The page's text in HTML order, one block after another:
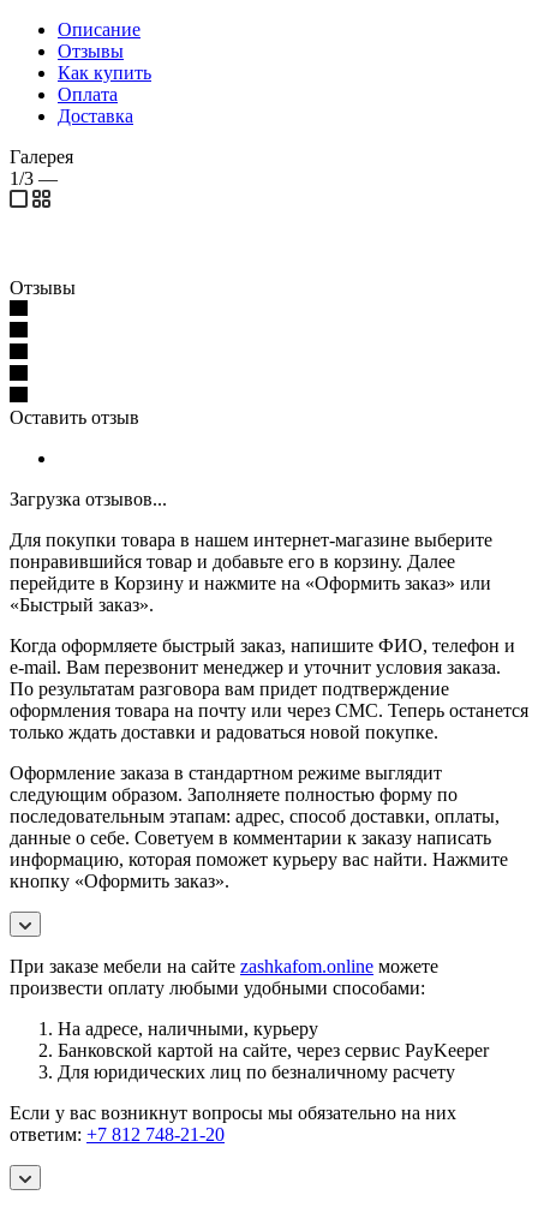
Описание
Отзывы
Как купить
Оплата
Доставка
Галерея
1/3 —
Отзывы
Оставить отзыв
Загрузка отзывов...
Для покупки товара в нашем интернет-магазине выберите
понравившийся товар и добавьте его в корзину. Далее
перейдите в Корзину и нажмите на «Оформить заказ» или
«Быстрый заказ».
Когда оформляете быстрый заказ, напишите ФИО, телефон и
e-mail. Вам перезвонит менеджер и уточнит условия заказа.
По результатам разговора вам придет подтверждение
оформления товара на почту или через СМС. Теперь останется
только ждать доставки и радоваться новой покупке.
Оформление заказа в стандартном режиме выглядит
следующим образом. Заполняете полностью форму по
последовательным этапам: адрес, способ доставки, оплаты,
данные о себе. Советуем в комментарии к заказу написать
информацию, которая поможет курьеру вас найти. Нажмите
кнопку «Оформить заказ».
При заказе мебели на сайте zashkafom.online можете
произвести оплату любыми удобными способами:
На адресе, наличными, курьеру
Банковской картой на сайте, через сервис PayKeeper
Для юридических лиц по безналичному расчету
Если у вас возникнут вопросы мы обязательно на них
ответим: +7 812 748-21-20